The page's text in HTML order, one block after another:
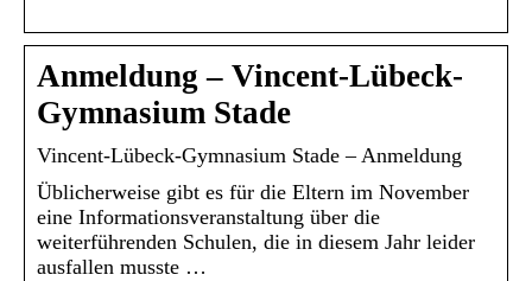
Anmeldung – Vincent-Lübeck-
Gymnasium Stade
Vincent-Lübeck-Gymnasium Stade – Anmeldung
Üblicherweise gibt es für die Eltern im November
eine Informationsveranstaltung über die
weiterführenden Schulen, die in diesem Jahr leider
ausfallen musste …